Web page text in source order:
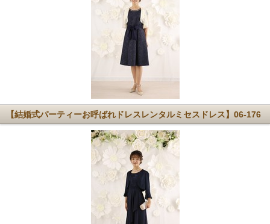
【結婚式パーティーお呼ばれドレスレンタルミセスドレス】06-176